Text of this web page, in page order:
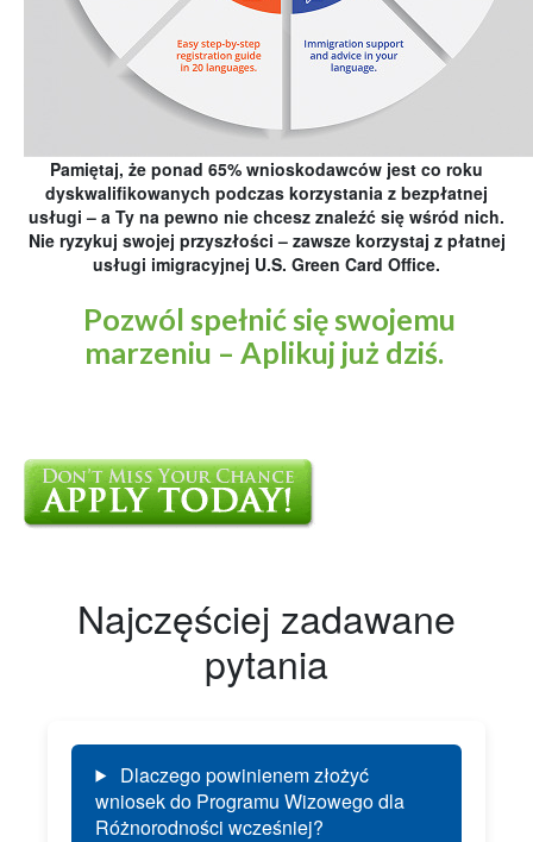
Pamiętaj, że ponad 65% wnioskodawców jest co roku
dyskwalifikowanych podczas korzystania z bezpłatnej
usługi – a Ty na pewno nie chcesz znaleźć się wśród nich.
Nie ryzykuj swojej przyszłości – zawsze korzystaj z płatnej
usługi imigracyjnej U.S. Green Card Office.
Pozwól spełnić się swojemu
marzeniu – Aplikuj już dziś.
Najczęściej zadawane
pytania
Dlaczego powinienem złożyć
wniosek do Programu Wizowego dla
Różnorodności wcześniej?